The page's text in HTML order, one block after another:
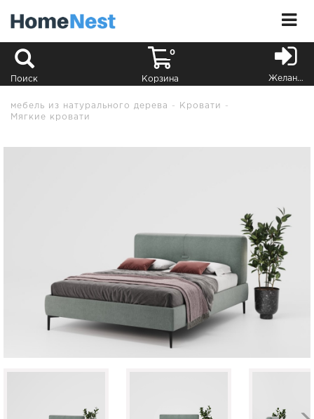
Поиск
0
Корзина Желания
мебель из натурального дерева
Кровати
Мягкие кровати